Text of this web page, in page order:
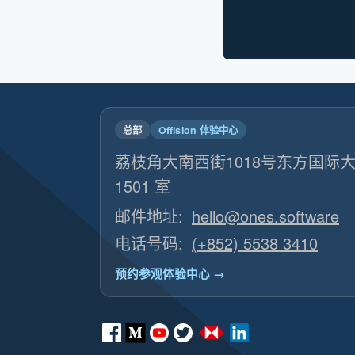
总部 Offision 体验中心
荔枝角大南西街1018号东方国际
1501 室
邮件地址: hello@ones.software
电话号码: (+852) 5538 3410
预约参观体验中心 →